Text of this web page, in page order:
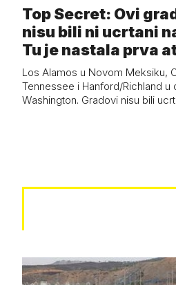
Top Secret: Ovi
nisu bili ni ucrtani
Tu je nastala prva
Los Alamos u Novom Meksiku,
Tennessee i Hanford/Richland u
Washington. Gradovi nisu bili